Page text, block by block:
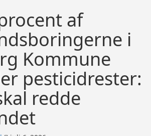
af
i
Kommune
pesticidrester:
redde